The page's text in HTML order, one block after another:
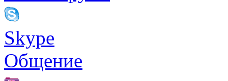
Skype
Общение